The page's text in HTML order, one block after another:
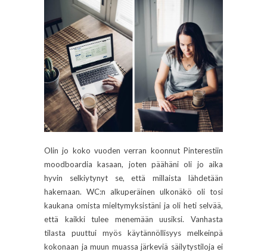
Olin jo koko vuoden verran koonnut Pinterestiin
moodboardia kasaan, joten päähäni oli jo aika
hyvin selkiytynyt se, että millaista lähdetään
hakemaan. WC:n alkuperäinen ulkonäkö oli tosi
kaukana omista mieltymyksistäni ja oli heti selvää,
että kaikki tulee menemään uusiksi. Vanhasta
tilasta puuttui myös käytännöllisyys melkeinpä
kokonaan ja muun muassa järkeviä säilytystiloja ei